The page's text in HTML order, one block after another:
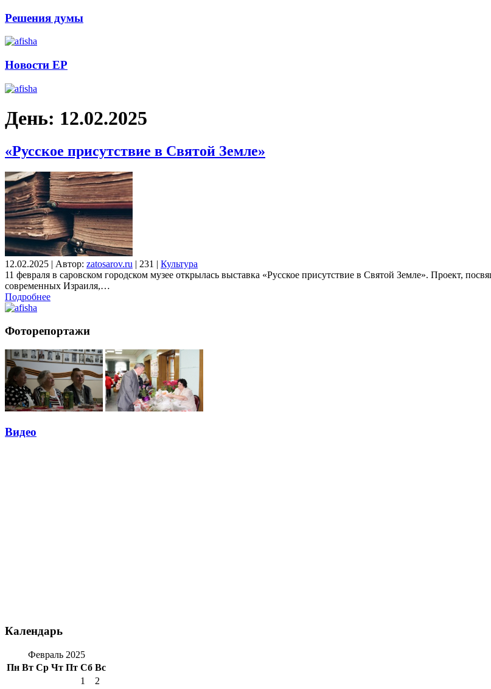
Решения думы
Новости ЕР
День: 12.02.2025
«Русское присутствие в Святой Земле»
12.02.2025 | Автор: zatosarov.ru | 231 | Культура
11 февраля в саровском городском музее открылась выставка «Русское присутствие в Святой Земле». Проект,
современных Израиля,…
Подробнее
Фоторепортажи
Видео
Календарь
Февраль 2025
Пн Вт Ср Чт Пт Сб Вс
1
2